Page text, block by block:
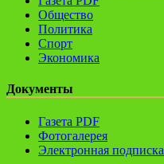
Общество
Политика
Спорт
Экономика
Документы
Газета PDF
Фотогалерея
Электронная подписка